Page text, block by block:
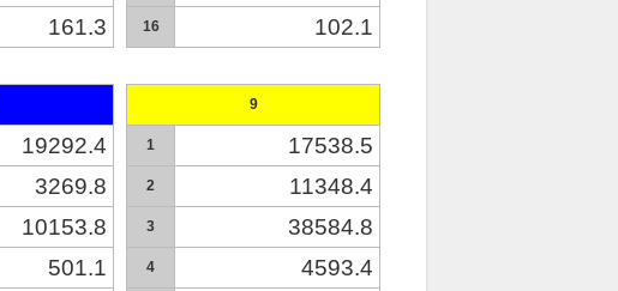
161.3 16 102.1
19292.4
3269.8
10153.8
501.1
9
1 17538.5
2 11348.4
3 38584.8
4 4593.4